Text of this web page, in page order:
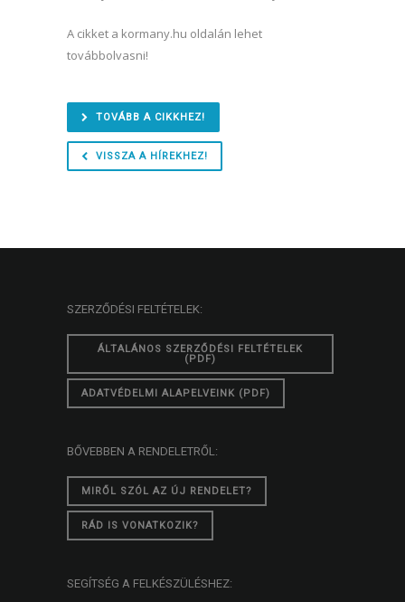
A cikket a kormany.hu oldalán lehet
továbbolvasni!
TOVÁBB A CIKKHEZ!
VISSZA A HÍREKHEZ!
SZERZŐDÉSI FELTÉTELEK:
ÁLTALÁNOS SZERZŐDÉSI FELTÉTELEK
(PDF)
ADATVÉDELMI ALAPELVEINK (PDF)
BŐVEBBEN A RENDELETRŐL:
MIRŐL SZÓL AZ ÚJ RENDELET?
RÁD IS VONATKOZIK?
SEGÍTSÉG A FELKÉSZÜLÉSHEZ: